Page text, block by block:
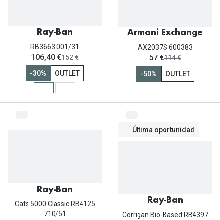
Marcas
Ray-Ban
Prada
Persol
Lentillas
Lentillas
Lentillas
Ray-Ban
RB3663 001/31
ahora:
106,40 €antes:
152 €
-30%
OUTLET
Armani Exchange
AX2037S 600383
ahora:
57 €antes:
114 €
-50%
OUTLET
Ray-Ban
Cats 5000 Classic RB4125
710/51
Última oportunidad
Ray-Ban
Corrigan Bio-Based RB4397